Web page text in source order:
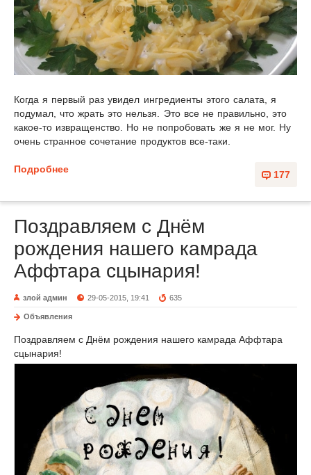
Когда я первый раз увидел ингредиенты этого салата, я
подумал, что жрать это нельзя. Это все не правильно, это
какое-то извращенство. Но не попробовать же я не мог. Ну
очень странное сочетание продуктов все-таки.
177
Подробнее
Поздравляем с Днём
рождения нашего камрада
Аффтара сцынария!
злой админ 29-05-2015, 19:41 635
Объявления
Поздравляем с Днём рождения нашего камрада Аффтара
сцынария!